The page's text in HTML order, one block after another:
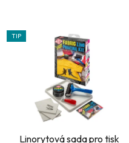
TIP
Linorytová sada pro tisk